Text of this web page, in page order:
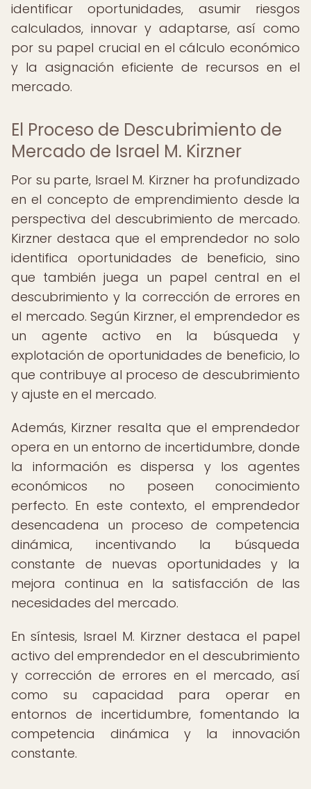
identificar oportunidades, asumir riesgos
calculados, innovar y adaptarse, así como
por su papel crucial en el cálculo económico
y la asignación eficiente de recursos en el
mercado.
El Proceso de Descubrimiento de
Mercado de Israel M. Kirzner
Por su parte, Israel M. Kirzner ha profundizado
en el concepto de emprendimiento desde la
perspectiva del descubrimiento de mercado.
Kirzner destaca que el emprendedor no solo
identifica oportunidades de beneficio, sino
que también juega un papel central en el
descubrimiento y la corrección de errores en
el mercado. Según Kirzner, el emprendedor es
un agente activo en la búsqueda y
explotación de oportunidades de beneficio, lo
que contribuye al proceso de descubrimiento
y ajuste en el mercado.
Además, Kirzner resalta que el emprendedor
opera en un entorno de incertidumbre, donde
la información es dispersa y los agentes
económicos no poseen conocimiento
perfecto. En este contexto, el emprendedor
desencadena un proceso de competencia
dinámica, incentivando la búsqueda
constante de nuevas oportunidades y la
mejora continua en la satisfacción de las
necesidades del mercado.
En síntesis, Israel M. Kirzner destaca el papel
activo del emprendedor en el descubrimiento
y corrección de errores en el mercado, así
como su capacidad para operar en
entornos de incertidumbre, fomentando la
competencia dinámica y la innovación
constante.